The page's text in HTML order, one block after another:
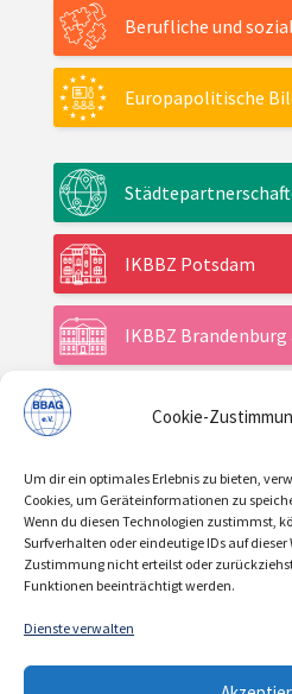
Cookie-
Um dir ein optimales Erlebnis zu bieten,
Cookies, um Geräteinformationen zu
Wenn du diesen Technologien zustimmst,
Surfverhalten oder eindeutige IDs auf
Zustimmung nicht erteilst oder
Funktionen beeinträchtigt werden.
Dienste verwalten
Berufliche und
Europapolitische
IKBBZ Potsdam
IKBBZ Brandenburg
Veranstaltungen
Über uns / Verein
IMPRESSUM